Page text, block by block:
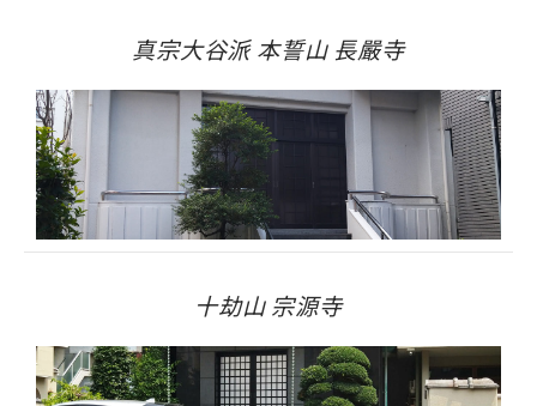
真宗大谷派 本誓山 長嚴寺
十劫山 宗源寺